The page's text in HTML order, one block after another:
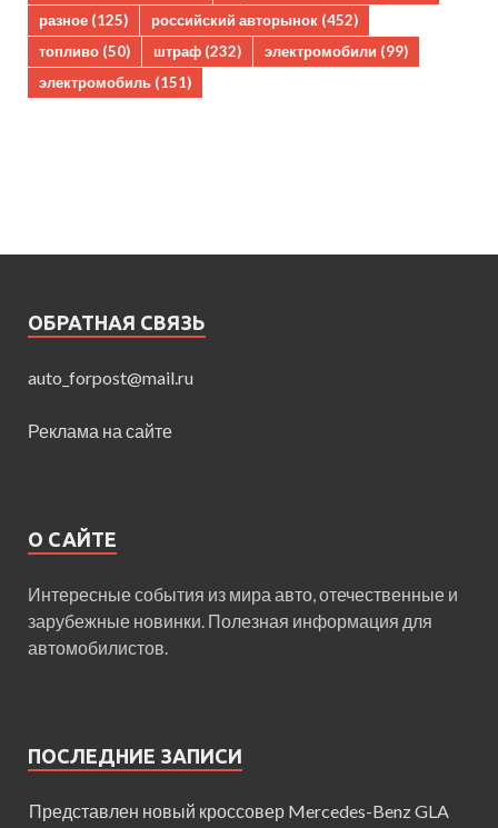
разное (125) российский авторынок (452)
топливо (50) штраф (232) электромобили (99)
электромобиль (151)
ОБРАТНАЯ СВЯЗЬ
auto_forpost@mail.ru
Реклама на сайте
О САЙТЕ
Интересные события из мира авто, отечественные и
зарубежные новинки. Полезная информация для
автомобилистов.
ПОСЛЕДНИЕ ЗАПИСИ
Представлен новый кроссовер Mercedes-Benz GLA